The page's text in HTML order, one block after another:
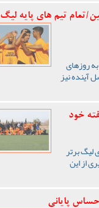
تمام تیم های پایه لیگ
روزهای
آینده نیز
خود
لیگ برتر
از این
پایانی